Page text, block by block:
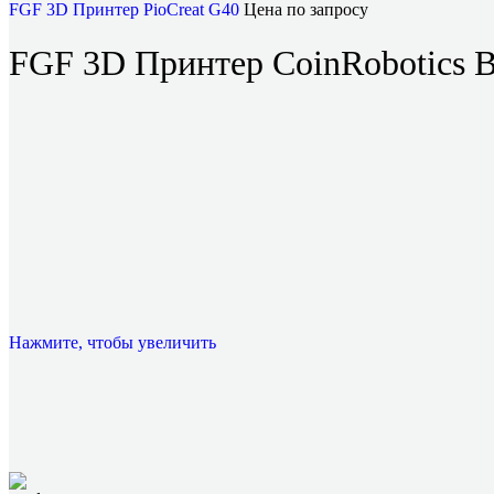
FGF 3D Принтер PioCreat G40 Цена по запросу
FGF 3D Принтер CoinRobotics
Нажмите, чтобы увеличить